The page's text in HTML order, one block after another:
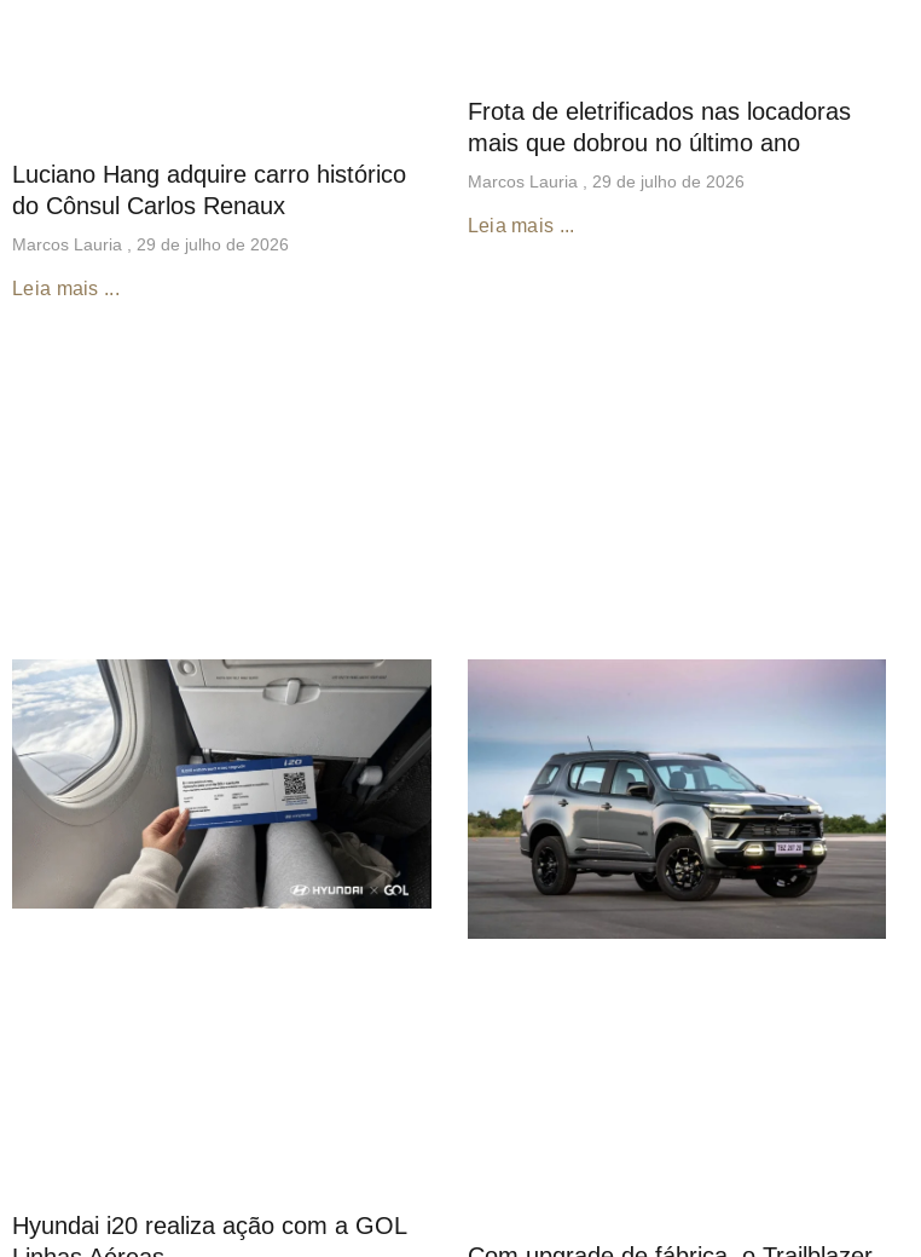
Luciano Hang adquire carro histórico
do Cônsul Carlos Renaux
Marcos Lauria 29 de julho de 2026
Leia mais ...
Frota de eletrificados nas locadoras
mais que dobrou no último ano
Marcos Lauria 29 de julho de 2026
Leia mais ...
Hyundai i20 realiza ação com a GOL